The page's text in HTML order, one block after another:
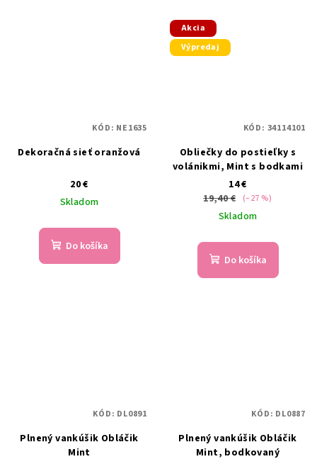
Dekoračná sieť oranžová
20 €
Skladom
Do košíka
KÓD: NE1635
Akcia
Výpredaj
Obliečky do postieľky s
volánikmi, Mint s bodkami
14 €
19,40 € (–27 %)
Skladom
Do košíka
KÓD: 34114101
Plnený vankúšik Obláčik
Mint
KÓD: DL0891
Plnený vankúšik Obláčik
Mint, bodkovaný
KÓD: DL0887